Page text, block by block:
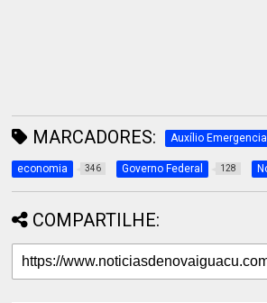
MARCADORES: Auxílio Emergencial
economia 346 Governo Federal 128
COMPARTILHE: